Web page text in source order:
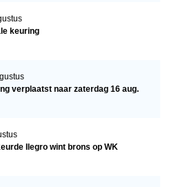
keuring
verplaatst naar zaterdag 16 aug.
Ilegro wint brons op WK